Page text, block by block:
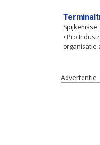
Spijkenisse |
• Pro
organisatie
Advertentie